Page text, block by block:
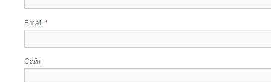
Email *
Сайт